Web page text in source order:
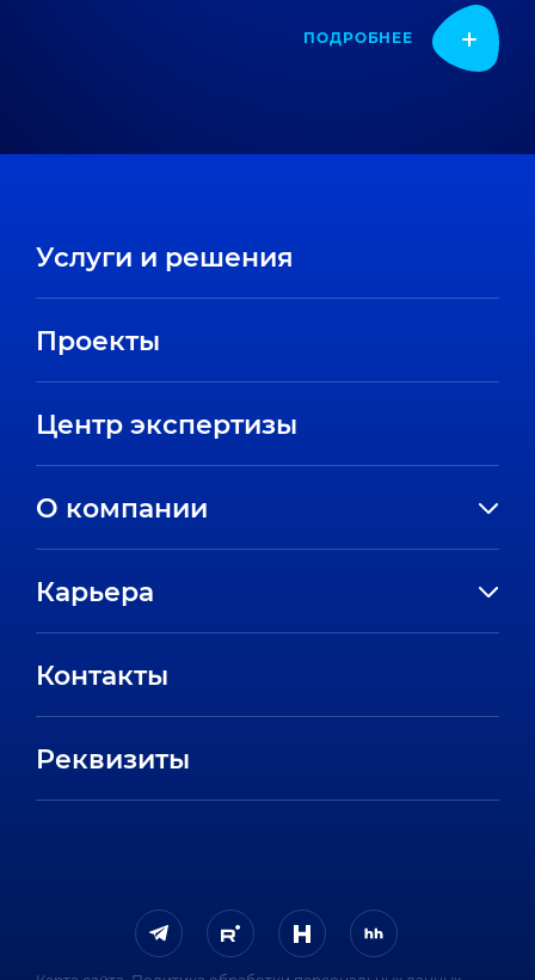
ПОДРОБНЕЕ
Услуги и решения
Проекты
Центр экспертизы
О компании
Направления
Карьера
Контакты
Реквизиты